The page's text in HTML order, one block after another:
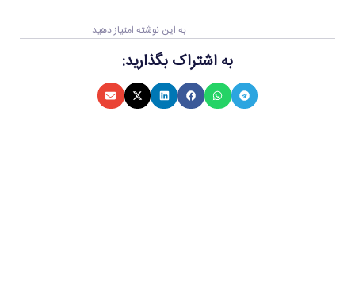
به این نوشته امتیاز دهید.
به اشتراک بگذارید: